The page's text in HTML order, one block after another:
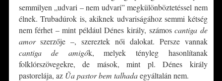
semmilyen „udvari – nem udvari” megkülönböztetéssel nem
élnek. Trubadúrok is, akiknek udvariságához semmi kétség
nem férhet – mint például Dénes király, számoscantiga de
amorszerzője –, szereztek női dalokat. Persze vannak
cantiga de amigók, melyek tényleg hasonlítanak
folklórszövegekre, de mások, mint pl. Dénes király
pastorelája, az Ũapastor bem talhadaegyáltalán nem.